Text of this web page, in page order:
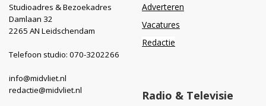
Studioadres & Bezoekadres
Damlaan 32
2265 AN Leidschendam
Telefoon studio: 070-3202266
info@midvliet.nl
redactie@midvliet.nl
Adverteren
Vacatures
Redactie
Radio & Televisie